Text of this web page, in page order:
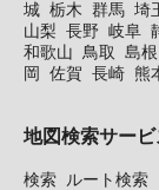
城 栃木 群馬 埼
山梨 長野 岐阜
和歌山 鳥取 島根
岡
佐賀 長崎 熊
地図検索サービ
検索 ルート検索